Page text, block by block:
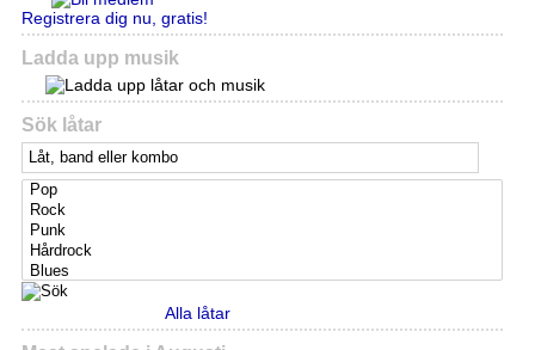
Registrera dig nu, gratis!
Ladda upp musik
Sök låtar
Alla låtar